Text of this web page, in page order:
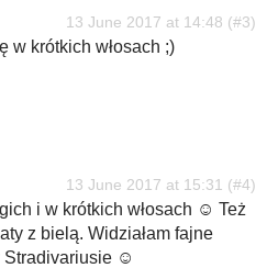
13 June 2017 at 14:48
w krótkich włosach ;)
13 June 2017 at 15:31
i w krótkich włosach ☺️ Też
z bielą. Widziałam fajne
Stradivariusie ☺️